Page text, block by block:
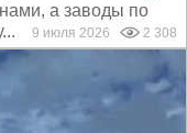
а заводы по
9 июля 2026 2 308